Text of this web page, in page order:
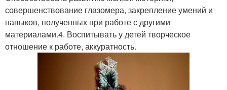
бутылок
Бутылки для улицы
Цвета из пластиковых
совершенствование глазомера, закрепление умений и
навыков, полученных при работе с другими
материалами.4. Воспитывать у детей творческое
отношение к работе, аккуратность.